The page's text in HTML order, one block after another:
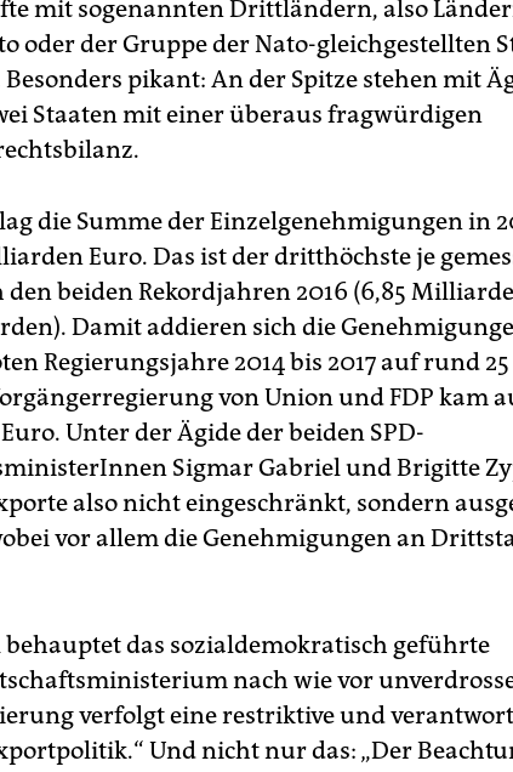
mit sogenannten Drittländern, also
oder der Gruppe der Nato-gleichgestellten
pikant: An der Spitze stehen mit
Staaten mit einer überaus fragwürdigen
die Summe der Einzelgenehmigungen in
Euro. Das ist der dritthöchste je
beiden Rekordjahren 2016 (6,85
Damit addieren sich die
Regierungsjahre 2014 bis 2017 auf rund
von Union und FDP kam
Unter der Ägide der beiden SPD-
Sigmar Gabriel und Brigitte
also nicht eingeschränkt, sondern
vor allem die Genehmigungen an
behauptet das sozialdemokratisch geführte
nach wie vor
verfolgt eine restriktive und
Und nicht nur das: „Der